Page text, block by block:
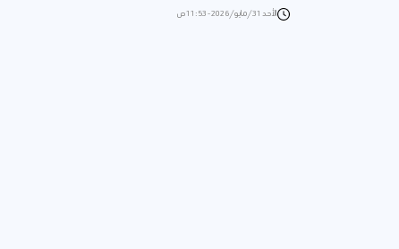
الأحد 31/مايو/2026 - 11:53 ص